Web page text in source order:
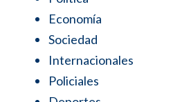
Economía
Sociedad
Internacionales
Policiales